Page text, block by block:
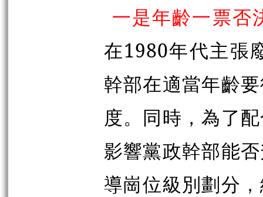
一是年齡一票否
在1980年代主張
幹部在適當年齡
度。同時，為了
影響黨政幹部能
導崗位級別劃分